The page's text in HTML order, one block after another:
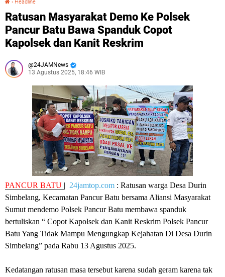
› Headline
Ratusan Masyarakat Demo Ke Polsek
Pancur Batu Bawa Spanduk Copot
Kapolsek dan Kanit Reskrim
24JAMNews
13 Agustus 2025, 18:46 WIB
PANCUR BATU | 24jamtop.com : Ratusan warga Desa Durin
Simbelang, Kecamatan Pancur Batu bersama Aliansi Masyarakat
Sumut mendemo Polsek Pancur Batu membawa spanduk
bertuliskan “ Copot Kapolsek dan Kanit Reskrim Polsek Pancur
Batu Yang Tidak Mampu Mengungkap Kejahatan Di Desa Durin
Simbelang” pada Rabu 13 Agustus 2025.
Kedatangan ratusan masa tersebut karena sudah geram karena tak